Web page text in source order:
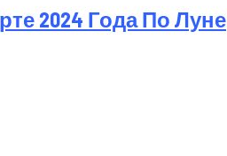
2024 Года По Луне